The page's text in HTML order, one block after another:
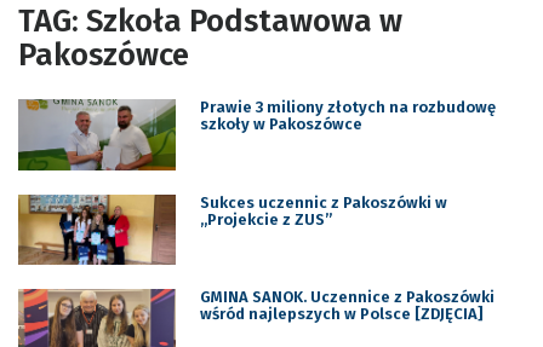
TAG: Szkoła Podstawowa w
Pakoszówce
Prawie 3 miliony złotych na rozbudowę
szkoły w Pakoszówce
Sukces uczennic z Pakoszówki w
„Projekcie z ZUS”
GMINA SANOK. Uczennice z Pakoszówki
wśród najlepszych w Polsce [ZDJĘCIA]